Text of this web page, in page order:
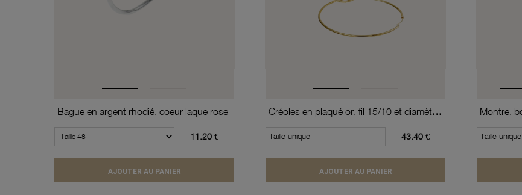
Bague en argent rhodié, coeur laque rose
11.20 €
AJOUTER AU PANIER
Créoles en plaqué or, fil 15/10 et diamètre 60 mm
Taille unique 43.40 €
AJOUTER AU PANIER
Taille unique